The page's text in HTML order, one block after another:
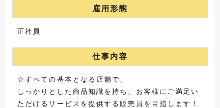
雇用形態
正社員
仕事内容
☆すべての基本となる店舗で、
しっかりとした商品知識を持ち、お客様にご満足い
ただけるサービスを提供する販売員を目指します！